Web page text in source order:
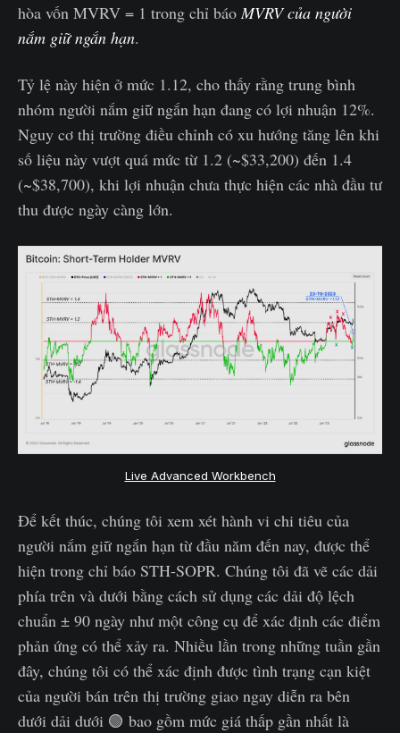
hòa vốn MVRV = 1 trong chỉ báoMVRV của người
nắm giữ ngắn hạn.
Tỷ lệ này hiện ở mức 1.12, cho thấy rằng trung bình
nhóm người nắm giữ ngắn hạn đang có lợi nhuận 12%.
Nguy cơ thị trường điều chỉnh có xu hướng tăng lên khi
số liệu này vượt quá mức từ 1.2 (~$33,200) đến 1.4
(~$38,700), khi lợi nhuận chưa thực hiện các nhà đầu tư
thu được ngày càng lớn.
Live Advanced Workbench
Để kết thúc, chúng tôi xem xét hành vi chi tiêu của
người nắm giữ ngắn hạn từ đầu năm đến nay, được thể
hiện trong chỉ báo STH-SOPR. Chúng tôi đã vẽ các dải
phía trên và dưới bằng cách sử dụng các dải độ lệch
chuẩn ± 90 ngày như một công cụ để xác định các điểm
phản ứng có thể xảy ra. Nhiều lần trong những tuần gần
đây, chúng tôi có thể xác định được tình trạng cạn kiệt
của người bán trên thị trường giao ngay diễn ra bên
dưới dải dưới 🟢 bao gồm mức giá thấp gần nhất là